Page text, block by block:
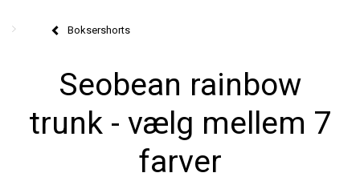
Boksershorts
Seobean rainbow
trunk - vælg mellem 7
farver